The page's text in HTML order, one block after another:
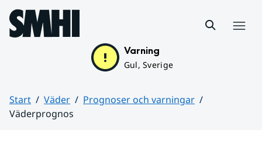
Hoppa till sidans innehåll
Varning
Gul, Sverige
Start Väder
Prognoser och varningar
Väderprognos